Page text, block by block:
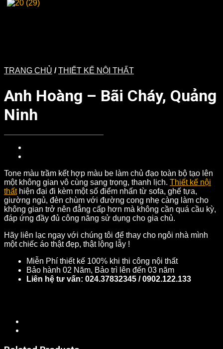
TRANG CHỦ / THIẾT KẾ NỘI THẤT
Anh Hoàng – Bãi Cháy, Quảng
Ninh
Tone màu trầm kết hợp màu be làm chủ đạo toàn bộ tạo lên
một không gian vô cùng sang trọng, thanh lịch. Thiết kế nội
thấthiện đại đi kèm một số điểm nhấn từ sofa, ghế tựa,
giường ngủ, đèn chùm với đường cong nhẹ càng làm cho
không gian trở nên đẳng cấp hơn mà không cần quá cầu kỳ,
đáp ứng đầy đủ công năng sử dụng cho gia chủ.
Hãy liên lạc ngay với chúng tôi để thay cho ngôi nhà mình
một chiếc áo thật đẹp, thật lộng lẫy !
Miễn Phí thiết kế 100% khi thi công nội thất
Bảo hành 02 Năm, Bảo trì lên đến 03 năm
Liên hệ tư vấn: 024.37832345 / 0902.122.133